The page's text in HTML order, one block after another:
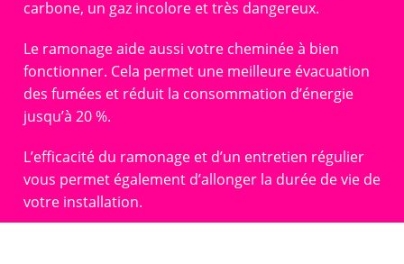
carbone, un gaz incolore et très dangereux.
Le ramonage aide aussi votre cheminée à bien
fonctionner. Cela permet une meilleure évacuation
des fumées et réduit la consommation d’énergie
jusqu’à 20 %.
L’efficacité du ramonage et d’un entretien régulier
vous permet également d’allonger la durée de vie de
votre installation.